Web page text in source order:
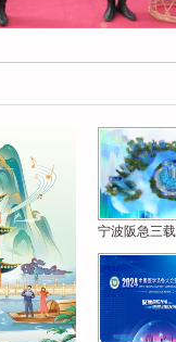
宁波阪急三